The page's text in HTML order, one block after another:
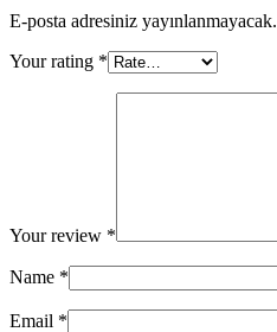
E-posta adresiniz yayınlanmayacak.
Your rating *
Your review *
Name *
Email *